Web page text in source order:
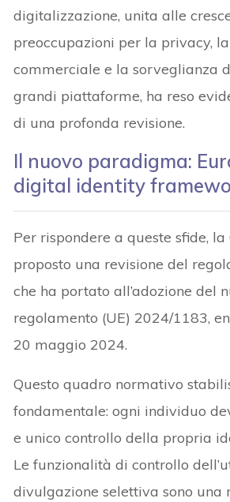
digitalizzazione, unita alle
preoccupazioni per la privacy,
commerciale e la sorveglianza
grandi piattaforme, ha reso
di una profonda revisione.
Il nuovo paradigma:
digital identity
Per rispondere a queste sfide, la
proposto una revisione del
che ha portato all’adozione del
regolamento (UE) 2024/1183,
20 maggio 2024.
Questo quadro normativo
fondamentale: ogni individuo
e unico controllo della propria
Le funzionalità di controllo
divulgazione selettiva sono una